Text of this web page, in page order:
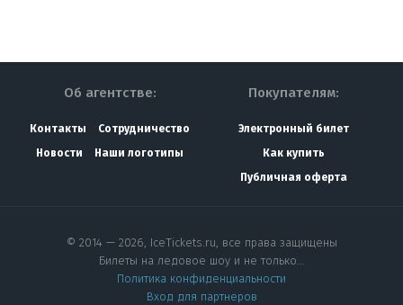
Об агентстве:
Контакты
Сотрудничество
Новости
Наши логотипы
Покупателям:
Электронный билет
Как купить
Публичная оферта
© 2014 — 2026, IceTickets.ru, все права защищены
Билеты на ледовое шоу и не только…
Политика конфиденциальности
Вход для партнеров